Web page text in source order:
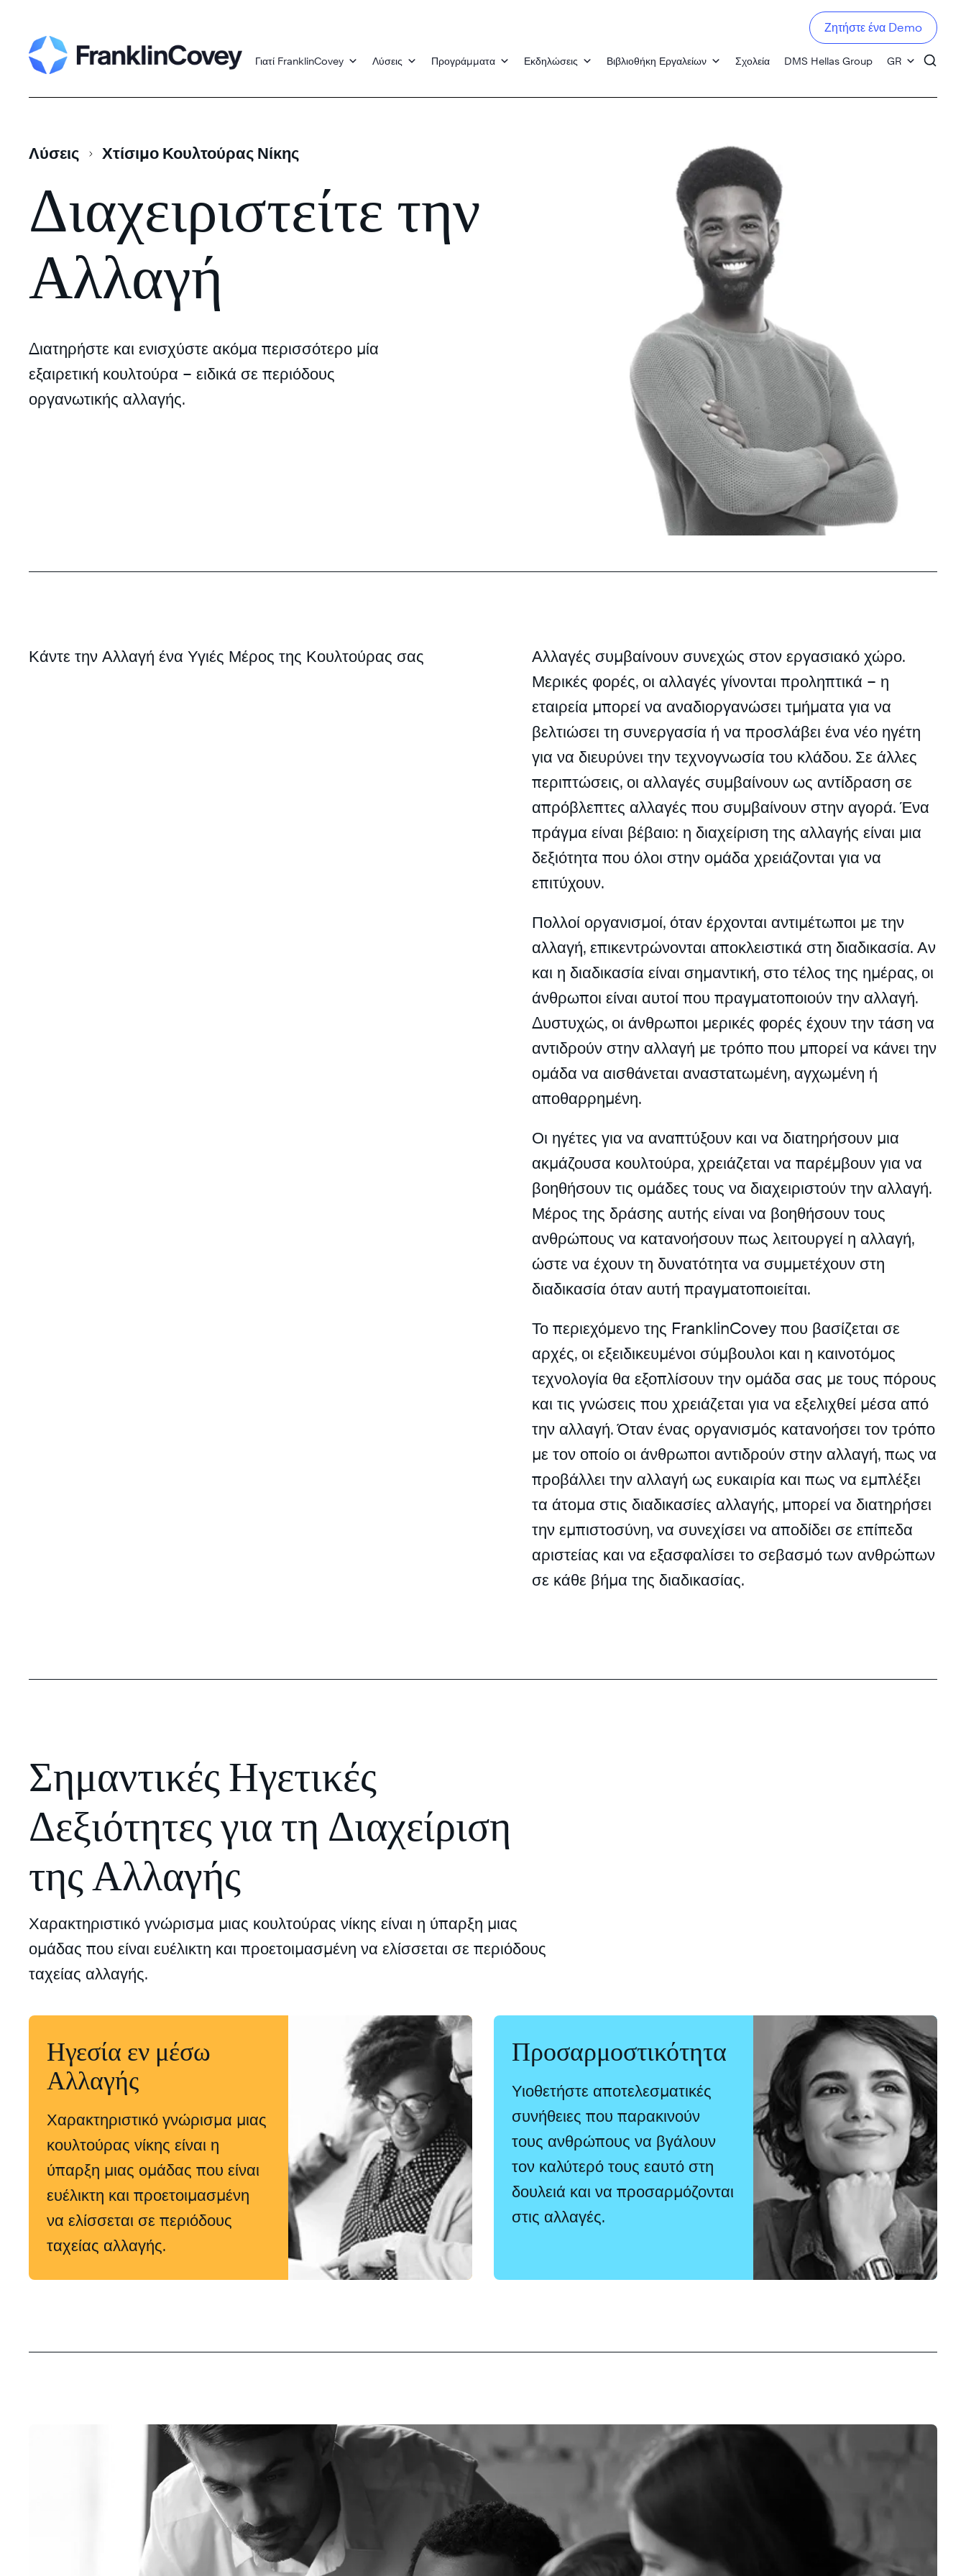
to
content
Γιατί FranklinCovey Λύσεις Προγράμματα Εκδηλώσεις Βιβλιοθήκη Εργαλείων Σχολεία DMS Hellas Group GR
Ζητήστε ένα Demo
Λύσεις Χτίσιμο Κουλτούρας Νίκης
Διαχειριστείτε την
Αλλαγή
Διατηρήστε και ενισχύστε ακόμα περισσότερο μία
εξαιρετική κουλτούρα – ειδικά σε περιόδους
οργανωτικής αλλαγής.
Κάντε την Αλλαγή ένα Υγιές Μέρος της Κουλτούρας σας
Αλλαγές συμβαίνουν συνεχώς στον εργασιακό χώρο.
Μερικές φορές, οι αλλαγές γίνονται προληπτικά – η
εταιρεία μπορεί να αναδιοργανώσει τμήματα για να
βελτιώσει τη συνεργασία ή να προσλάβει ένα νέο ηγέτη
για να διευρύνει την τεχνογνωσία του κλάδου. Σε άλλες
περιπτώσεις, οι αλλαγές συμβαίνουν ως αντίδραση σε
απρόβλεπτες αλλαγές που συμβαίνουν στην αγορά. Ένα
πράγμα είναι βέβαιο: η διαχείριση της αλλαγής είναι μια
δεξιότητα που όλοι στην ομάδα χρειάζονται για να
επιτύχουν.
Πολλοί οργανισμοί, όταν έρχονται αντιμέτωποι με την
αλλαγή, επικεντρώνονται αποκλειστικά στη διαδικασία. Αν
και η διαδικασία είναι σημαντική, στο τέλος της ημέρας, οι
άνθρωποι είναι αυτοί που πραγματοποιούν την αλλαγή.
Δυστυχώς, οι άνθρωποι μερικές φορές έχουν την τάση να
αντιδρούν στην αλλαγή με τρόπο που μπορεί να κάνει την
ομάδα να αισθάνεται αναστατωμένη, αγχωμένη ή
αποθαρρημένη.
Οι ηγέτες για να αναπτύξουν και να διατηρήσουν μια
ακμάζουσα κουλτούρα, χρειάζεται να παρέμβουν για να
βοηθήσουν τις ομάδες τους να διαχειριστούν την αλλαγή.
Μέρος της δράσης αυτής είναι να βοηθήσουν τους
ανθρώπους να κατανοήσουν πως λειτουργεί η αλλαγή,
ώστε να έχουν τη δυνατότητα να συμμετέχουν στη
διαδικασία όταν αυτή πραγματοποιείται.
Το περιεχόμενο της FranklinCovey που βασίζεται σε
αρχές, οι εξειδικευμένοι σύμβουλοι και η καινοτόμος
τεχνολογία θα εξοπλίσουν την ομάδα σας με τους πόρους
και τις γνώσεις που χρειάζεται για να εξελιχθεί μέσα από
την αλλαγή. Όταν ένας οργανισμός κατανοήσει τον τρόπο
με τον οποίο οι άνθρωποι αντιδρούν στην αλλαγή, πως να
προβάλλει την αλλαγή ως ευκαιρία και πως να εμπλέξει
τα άτομα στις διαδικασίες αλλαγής, μπορεί να διατηρήσει
την εμπιστοσύνη, να συνεχίσει να αποδίδει σε επίπεδα
αριστείας και να εξασφαλίσει το σεβασμό των ανθρώπων
σε κάθε βήμα της διαδικασίας.
Σημαντικές Ηγετικές
Δεξιότητες για τη Διαχείριση
της Αλλαγής
Χαρακτηριστικό γνώρισμα μιας κουλτούρας νίκης είναι η ύπαρξη μιας
ομάδας που είναι ευέλικτη και προετοιμασμένη να ελίσσεται σε περιόδους
ταχείας αλλαγής.
Ηγεσία εν μέσω
Αλλαγής
Χαρακτηριστικό γνώρισμα μιας
κουλτούρας νίκης είναι η
ύπαρξη μιας ομάδας που είναι
ευέλικτη και προετοιμασμένη
να ελίσσεται σε περιόδους
ταχείας αλλαγής.
Προσαρμοστικότητα
Υιοθετήστε αποτελεσματικές
συνήθειες που παρακινούν
τους ανθρώπους να βγάλουν
τον καλύτερό τους εαυτό στη
δουλειά και να προσαρμόζονται
στις αλλαγές.